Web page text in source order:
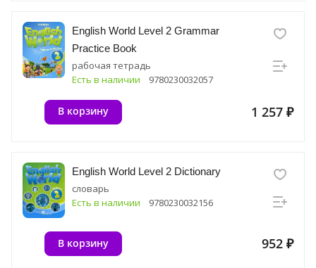
English World Level 2 Grammar
Practice Book
рабочая тетрадь
Есть в наличии
9780230032057
1 257 ₽
В корзину
English World Level 2 Dictionary
словарь
Есть в наличии
9780230032156
952 ₽
В корзину